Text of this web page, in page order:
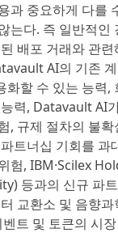
과 중요하게 다를
는다. 즉 일반적인
배포 거래와 관
AI의 기존
화할 수 있는 능력
력, Datavault AI
, 규제 절차의 불
트너십 기회를
험, IBM·Scilex
등과의 신규 파
교환소 및 음향
트 및 토큰의 시